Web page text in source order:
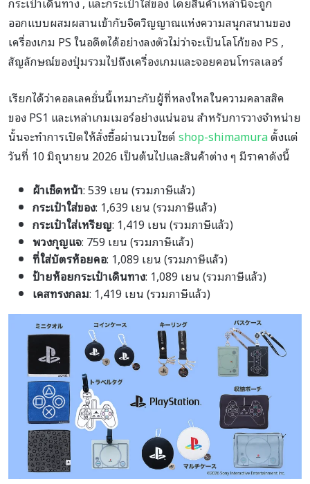
ออกแบบผสมผสานเข้ากับจิตวิญญาณแห่งความสนุกสนานของ
เครื่องเกม PS ในอดีตได้อย่างลงตัวไม่ว่าจะเป็นโลโก้ของ PS ,
สัญลักษณ์ของปุ่มรวมไปถึงเครื่องเกมและจอยคอนโทรลเลอร์
เรียกได้ว่าคอลเลคชั่นนี้เหมาะกับผู้ที่หลงใหลในความคลาสสิค
ของ PS1 และเหล่าเกมเมอร์อย่างแน่นอน สำหรับการวางจำหน่าย
นั้นจะทำการเปิดให้สั่งซื้อผ่านเวบไซต์shop-shimamuraตั้งแต่
วันที่ 10 มิถุนายน 2026 เป็นต้นไปและสินค้าต่าง ๆ มีราคาดังนี้
ผ้าเช็ดหน้า: 539 เยน (รวมภาษีแล้ว)
กระเป๋าใส่ของ: 1,639 เยน (รวมภาษีแล้ว)
กระเป๋าใส่เหรียญ: 1,419 เยน (รวมภาษีแล้ว)
พวงกุญแจ: 759 เยน (รวมภาษีแล้ว)
ที่ใส่บัตรห้อยคอ: 1,089 เยน (รวมภาษีแล้ว)
ป้ายห้อยกระเป๋าเดินทาง: 1,089 เยน (รวมภาษีแล้ว)
เคสทรงกลม: 1,419 เยน (รวมภาษีแล้ว)